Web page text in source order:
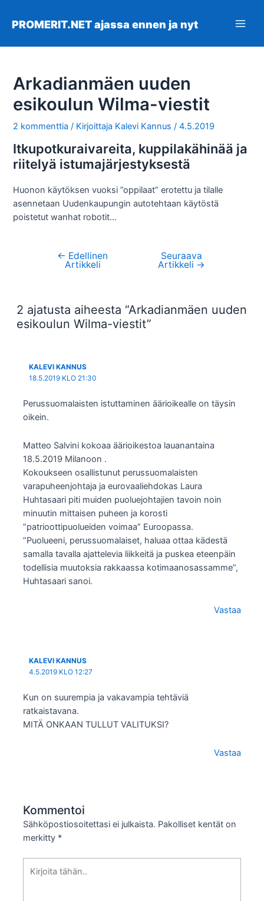
sisältöön
PROMERIT.NET ajassa ennen ja nyt
Arkadianmäen uuden
esikoulun Wilma-viestit
2 kommenttia / Kirjoittaja Kalevi Kannus/4.5.2019
Itkupotkuraivareita, kuppilakähinää ja
riitelyä istumajärjestyksestä
Huonon käytöksen vuoksi ”oppilaat” erotettu ja tilalle
asennetaan Uudenkaupungin autotehtaan käytöstä
poistetut wanhat robotit…
Artikkelien
← Edellinen
Artikkeli
Seuraava
Artikkeli →
2 ajatusta aiheesta “Arkadianmäen uuden
esikoulun Wilma-viestit”
KALEVI KANNUS
18.5.2019 KLO 21:30
Perussuomalaisten istuttaminen äärioikealle on täysin
oikein.
Matteo Salvini kokoaa äärioikestoa lauanantaina
18.5.2019 Milanoon .
Kokoukseen osallistunut perussuomalaisten
varapuheenjohtaja ja eurovaaliehdokas Laura
Huhtasaari piti muiden puoluejohtajien tavoin noin
minuutin mittaisen puheen ja korosti
”patrioottipuolueiden voimaa” Euroopassa.
”Puolueeni, perussuomalaiset, haluaa ottaa kädestä
samalla tavalla ajattelevia liikkeitä ja puskea eteenpäin
todellisia muutoksia rakkaassa kotimaanosassamme”,
Huhtasaari sanoi.
Vastaa
KALEVI KANNUS
4.5.2019 KLO 12:27
Kun on suurempia ja vakavampia tehtäviä
ratkaistavana.
MITÄ ONKAAN TULLUT VALITUKSI?
Vastaa
Kommentoi
Sähköpostiosoitettasi ei julkaista. Pakolliset kentät on
merkitty *
tähän..